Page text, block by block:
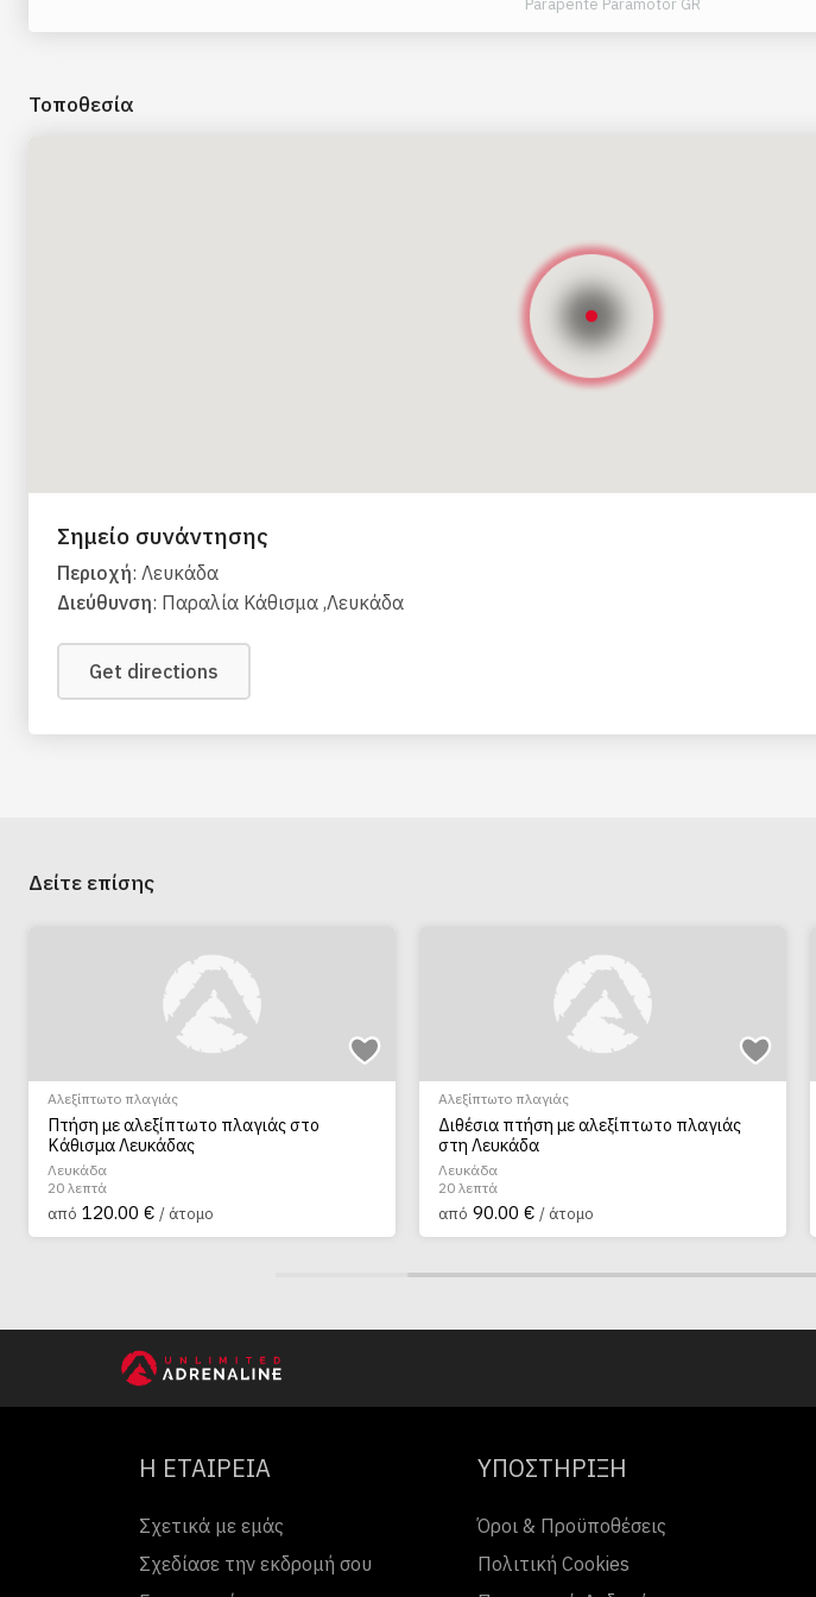
Parapente Paramotor GR
Τοποθεσία
Σημείο συνάντησης
Περιοχή: Λευκάδα
Διεύθυνση: Παραλία Κάθισμα ,Λευκάδα
Get directions
Δείτε επίσης
Αλεξίπτωτο πλαγιάς
Πτήση με αλεξίπτωτο πλαγιάς στο
Κάθισμα Λευκάδας
Λευκάδα
20 λεπτά
από 120.00 € / άτομο
Αλεξίπτωτο πλαγιάς
Διθέσια πτήση με αλεξίπτωτο πλαγιάς
στη Λευκάδα
Λευκάδα
20 λεπτά
από 90.00 € / άτομο
Η ΕΤΑΙΡΕΙΑ
Σχετικά με εμάς
Σχεδίασε την εκδρομή σου
ΥΠΟΣΤΗΡΙΞΗ
Όροι & Προϋποθέσεις
Πολιτική Cookies